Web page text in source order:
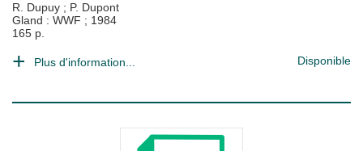
R. Dupuy ; P. Dupont
Gland : WWF ; 1984
165 p.
Plus d'information... Disponible